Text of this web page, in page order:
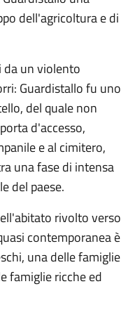
dell'agricoltura e di
da un violento
Guardistallo fu uno
del quale non
d'accesso,
e al cimitero,
una fase di intensa
del paese.
rivolto verso
contemporanea è
una delle famiglie
famiglie ricche ed